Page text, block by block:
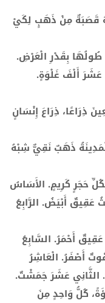
قَصَبَةٌ مِنْ ذَهَبٍ لِكَيْ
طُولُهَا بِقَدْرِ الْعَرْضِ.
عَشَرَ أَلْفَ غَلْوَةٍ.
ذِرَاعًا، ذِرَاعَ إِنْسَانٍ
ذَهَبٌ نَقِيٌّ شِبْهُ
حَجَرٍ كَرِيمٍ. الأَسَاسُ
عَقِيقٌ أَبْيَضُ. الرَّابِعُ
أَحْمَرُ. السَّابِعُ
أَصْفَرُ. الْعَاشِرُ
الثَّانِي عَشَرَ جَمَشْتٌ.
كُلُّ وَاحِدٍ مِنَ